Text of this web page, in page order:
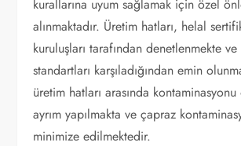
kurallarına uyum sağlamak için özel
alınmaktadır. Üretim hatları, helal
kuruluşları tarafından denetlenmekte
standartları karşıladığından emin
üretim hatları arasında
ayrım yapılmakta ve çapraz
minimize edilmektedir.